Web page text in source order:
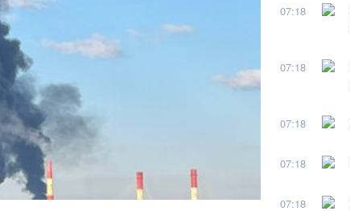
07:18
07:18
07:18
07:18
07:18